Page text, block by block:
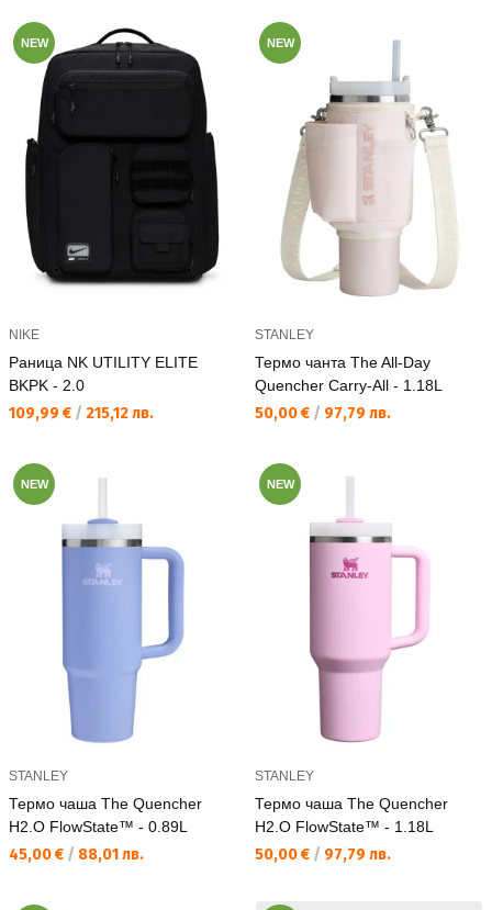
NEW
NIKE
Раница NK UTILITY ELITE
BKPK - 2.0
Текуща цена:
109,99 € / 215,12 лв.
NEW
STANLEY
Термо чанта The All-Day
Quencher Carry-All - 1.18L
Текуща цена:
50,00 € / 97,79 лв.
NEW
STANLEY
Термо чаша The Quencher
H2.O FlowState™ - 0.89L
Текуща цена:
45,00 € / 88,01 лв.
NEW
STANLEY
Термо чаша The Quencher
H2.O FlowState™ - 1.18L
Текуща цена:
50,00 € / 97,79 лв.